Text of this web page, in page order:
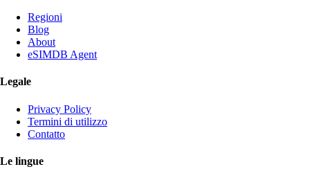
Regioni
Blog
About
eSIMDB Agent
Legale
Privacy Policy
Termini di utilizzo
Contatto
Le lingue